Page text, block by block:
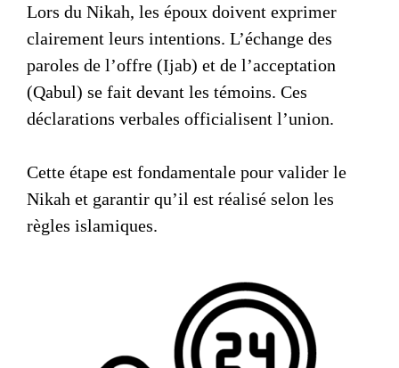
Lors du Nikah, les époux doivent exprimer
clairement leurs intentions. L’échange des
paroles de l’offre (Ijab) et de l’acceptation
(Qabul) se fait devant les témoins. Ces
déclarations verbales officialisent l’union.
Cette étape est fondamentale pour valider le
Nikah et garantir qu’il est réalisé selon les
règles islamiques.